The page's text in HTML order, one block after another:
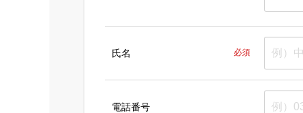
氏名 必須
電話番号